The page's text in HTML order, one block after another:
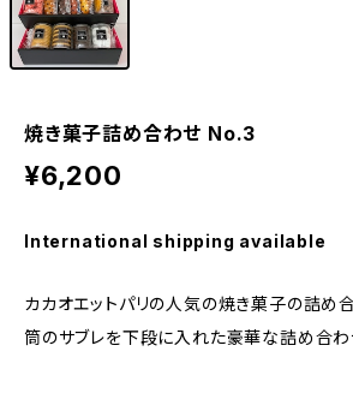
焼き菓子詰め合わせ No.3
¥6,200
International shipping available
カカオエットパリの人気の焼き菓子の詰め合
筒のサブレを下段に入れた豪華な詰め合わ